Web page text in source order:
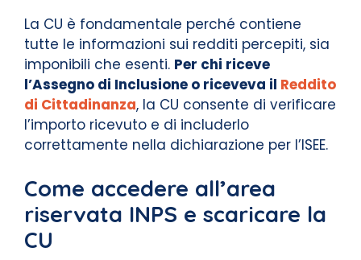
La CU è fondamentale perché contiene
tutte le informazioni sui redditi percepiti, sia
imponibili che esenti. Per chi riceve
l’Assegno di Inclusione o riceveva il Reddito
di Cittadinanza, la CU consente di verificare
l’importo ricevuto e di includerlo
correttamente nella dichiarazione per l’ISEE.
Come accedere all’area
riservata INPS e scaricare la
CU